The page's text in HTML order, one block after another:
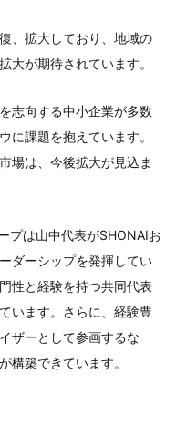
、拡大しており、地域の
大が期待されています。
志向する中小企業が多数
に課題を抱えています。
場は、今後拡大が見込ま
プは山中代表がSHONAIお
ダーシップを発揮してい
性と経験を持つ共同代表
います。さらに、経験豊
ザーとして参画するな
構築できています。